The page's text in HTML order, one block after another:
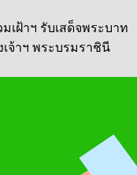
เฝ้าฯ รับเสด็จพระบาท
เจ้าฯ พระบรมราชินี